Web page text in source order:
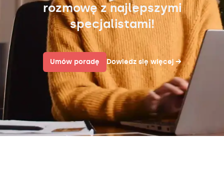
rozmowę z najlepszymi
specjalistami!
Umów poradę Dowiedz się więcej →